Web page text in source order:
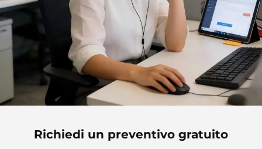
Richiedi un preventivo gratuito